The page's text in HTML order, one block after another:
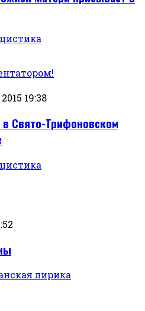
19:38
Свято-Трифоновском
лирика